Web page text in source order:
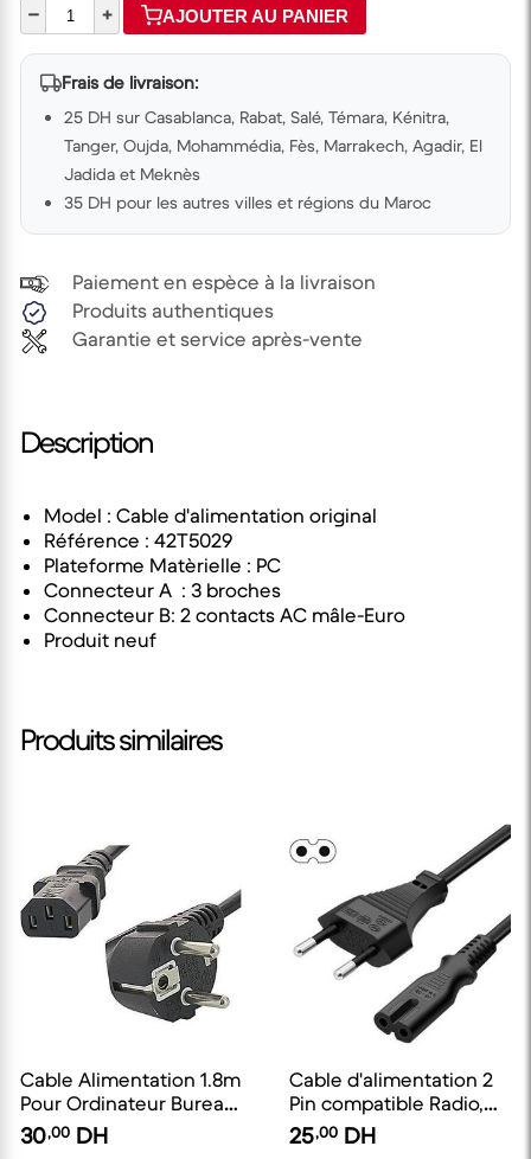
–
+ AJOUTER AU PANIER
Frais de livraison:
25 DH sur Casablanca, Rabat, Salé, Témara, Kénitra,
Tanger, Oujda, Mohammédia, Fès, Marrakech, Agadir, El
Jadida et Meknès
35 DH pour les autres villes et régions du Maroc
Paiement en espèce à la livraison
Produits authentiques
Garantie et service après-vente
Description
Model : Cable d'alimentation original
Référence : 42T5029
Plateforme Matèrielle : PC
Connecteur A : 3 broches
Connecteur B: 2 contacts AC mâle-Euro
Produit neuf
Produits similaires
Cable Alimentation 1.8m
Pour Ordinateur Bureau
Original
30,00 DH
Cable d'alimentation 2
Pin compatible Radio,
TV et Imprimante
25,00 DH